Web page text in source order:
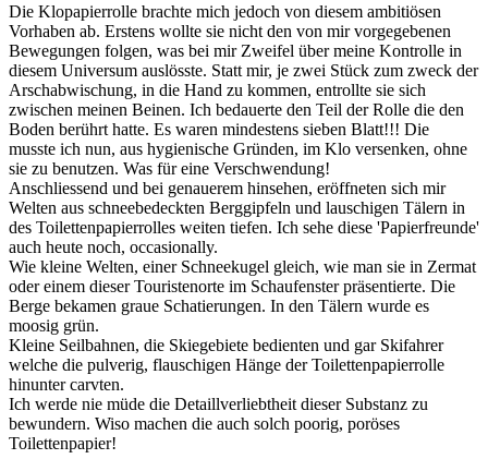
Die Klopapierrolle brachte mich jedoch von diesem ambitiösen
Vorhaben ab. Erstens wollte sie nicht den von mir vorgegebenen
Bewegungen folgen, was bei mir Zweifel über meine Kontrolle in
diesem Universum auslösste. Statt mir, je zwei Stück zum zweck der
Arschabwischung, in die Hand zu kommen, entrollte sie sich
zwischen meinen Beinen. Ich bedauerte den Teil der Rolle die den
Boden berührt hatte. Es waren mindestens sieben Blatt!!! Die
musste ich nun, aus hygienische Gründen, im Klo versenken, ohne
sie zu benutzen. Was für eine Verschwendung!
Anschliessend und bei genauerem hinsehen, eröffneten sich mir
Welten aus schneebedeckten Berggipfeln und lauschigen Tälern in
des Toilettenpapierrolles weiten tiefen. Ich sehe diese 'Papierfreunde'
auch heute noch, occasionally.
Wie kleine Welten, einer Schneekugel gleich, wie man sie in Zermat
oder einem dieser Touristenorte im Schaufenster präsentierte. Die
Berge bekamen graue Schatierungen. In den Tälern wurde es
moosig grün.
Kleine Seilbahnen, die Skiegebiete bedienten und gar Skifahrer
welche die pulverig, flauschigen Hänge der Toilettenpapierrolle
hinunter carvten.
Ich werde nie müde die Detaillverliebtheit dieser Substanz zu
bewundern. Wiso machen die auch solch poorig, poröses
Toilettenpapier!